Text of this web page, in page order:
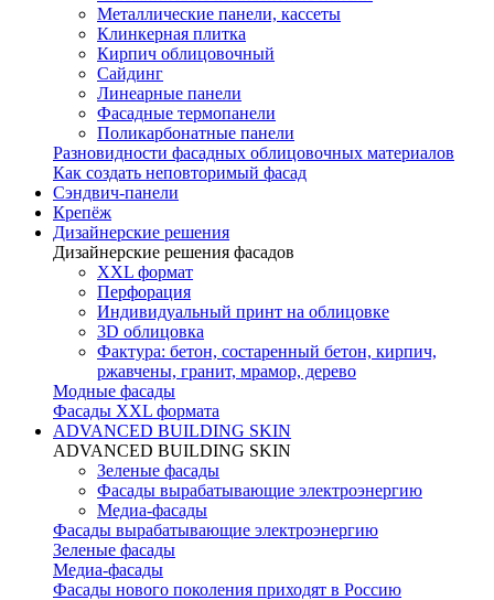
Металлические панели, кассеты
Клинкерная плитка
Кирпич облицовочный
Сайдинг
Линеарные панели
Фасадные термопанели
Поликарбонатные панели
Разновидности фасадных облицовочных материалов
Как создать неповторимый фасад
Сэндвич-панели
Крепёж
Дизайнерские решения
Дизайнерские решения фасадов
XXL формат
Перфорация
Индивидуальный принт на облицовке
3D облицовка
Фактура: бетон, состаренный бетон, кирпич,
ржавчены, гранит, мрамор, дерево
Модные фасады
Фасады XXL формата
ADVANCED BUILDING SKIN
ADVANCED BUILDING SKIN
Зеленые фасады
Фасады вырабатывающие электроэнергию
Медиа-фасады
Фасады вырабатывающие электроэнергию
Зеленые фасады
Медиа-фасады
Фасады нового поколения приходят в Россию